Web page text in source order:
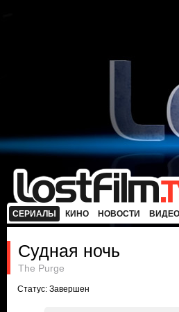
СЕРИАЛЫ КИНО НОВОСТИ ВИДЕО
Судная ночь
The Purge
Статус: Завершен